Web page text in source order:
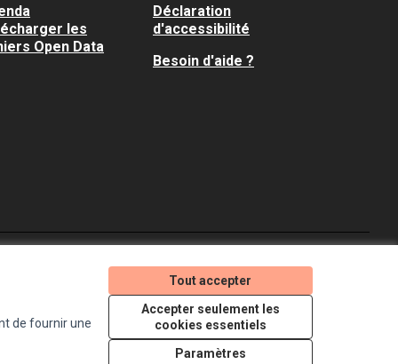
de fournir une
Tout accepter
Accepter seulement les
cookies essentiels
Paramètres
les
Open Data
Déclaration
d'accessibilité
Besoin d'aide ?
(Lien externe)
(Lien externe)
(Lien externe)
Licence Creative
(Lien externe)